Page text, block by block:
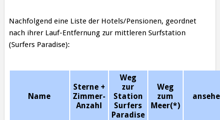
Nachfolgend eine Liste der Hotels/Pensionen, geordnet
nach ihrer Lauf-Entfernung zur mittleren Surfstation
(Surfers Paradise):
Name
Sterne +
Zimmer-
Anzahl
Weg
zur
Station
Surfers
Paradise
Weg
zum
Meer(*)